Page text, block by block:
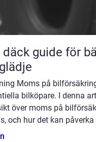
grepp, säkerhet och
Moms på
bilköpare. I denna
över moms på
och hur det kan påverka